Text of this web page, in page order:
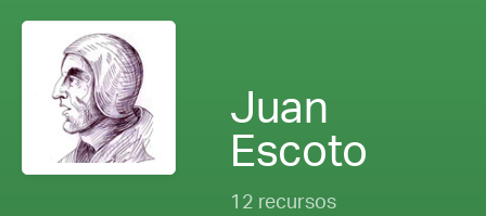
Juan
Escoto
12 recursos